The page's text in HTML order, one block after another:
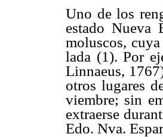
Uno de los
estado Nueva
moluscos,
lada (1). Por
Linnaeus,
otros lugares
viembre; sin
extraerse
Edo. Nva.